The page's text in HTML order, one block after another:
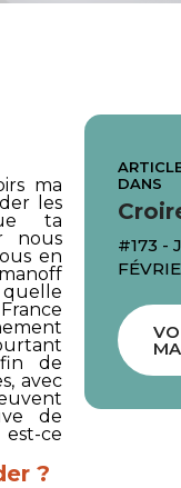
ma
les
ta
nous
en
quelle
de
avec
de
ce
?
DANS
#173 -